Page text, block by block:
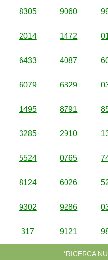
8305 9060
2014 1472
6433 4087
6079 6329
1495 8791
3285 2910
5524 0765
8124 6026
9302 9286
317 9121
“RICERCA